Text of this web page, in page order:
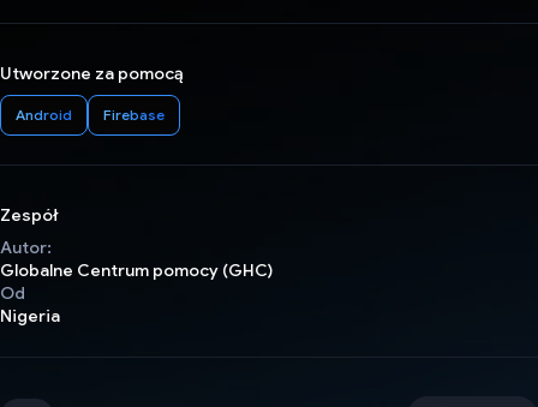
Utworzone za pomocą
Android Firebase
Zespół
Autor:
Globalne Centrum pomocy (GHC)
Od
Nigeria